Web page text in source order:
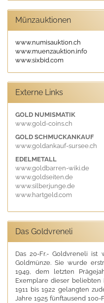
Münzauktionen
www.numisauktion.ch
www.muenzauktion.info
www.sixbid.com
Externe Links
GOLD NUMISMATIK
www.gold-coins.ch
GOLD SCHMUCKANKAUF
www.goldankauf-sursee.ch
EDELMETALL
www.goldbarren-wiki.de
www.goldseiten.de
www.silberjunge.de
www.hartgeld.com
Das Goldvreneli
Das 20-Fr.- Goldvreneli ist
Goldmünze. Sie wurde
1949, dem letzten
Exemplare dieser beliebten
1911 bis 1922 gelangten
Jahre 1925 fünftausend